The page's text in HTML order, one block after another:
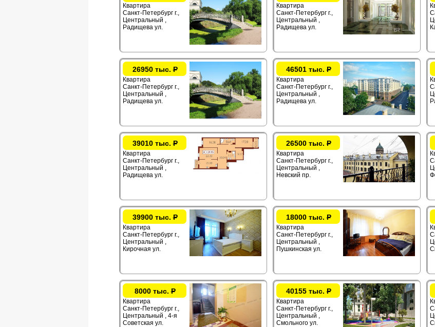
Квартира
Санкт-Петербург г.,
Центральный ,
Радищева ул.
Квартира
Санкт-Петербург г.,
Центральный ,
Радищева ул.
26950 тыс.Р
Квартира
Санкт-Петербург г.,
Центральный ,
Радищева ул.
46501 тыс.Р
Квартира
Санкт-Петербург г.,
Центральный ,
Радищева ул.
39010 тыс.Р
Квартира
Санкт-Петербург г.,
Центральный ,
Радищева ул.
26500 тыс.Р
Квартира
Санкт-Петербург г.,
Центральный ,
Невский пр.
39900 тыс.Р
Квартира
Санкт-Петербург г.,
Центральный ,
Кирочная ул.
18000 тыс.Р
Квартира
Санкт-Петербург г.,
Центральный ,
Пушкинская ул.
8000 тыс.Р
Квартира
Санкт-Петербург г.,
Центральный , 4-я
Советская ул.
40155 тыс.Р
Квартира
Санкт-Петербург г.,
Центральный ,
Смольного ул.